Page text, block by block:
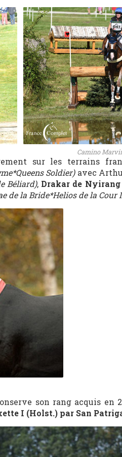
Camino
sur les terrains
Soldier)avec
Béliard), Drakar de Nyirang
de la Bride*Helios de la Cour
son rang acquis en
I (Holst.) par San